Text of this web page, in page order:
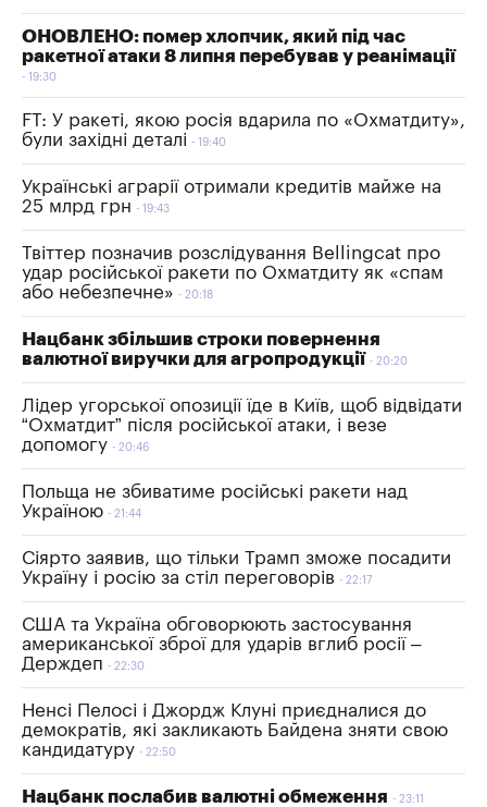
ОНОВЛЕНО: помер хлопчик, який під час
ракетної атаки 8 липня перебував у реанімації
19:30
FT: У ракеті, якою росія вдарила по «Охматдиту»,
були західні деталі
19:40
Українські аграрії отримали кредитів майже на
25 млрд грн
19:43
Твіттер позначив розслідування Bellingcat про
удар російської ракети по Охматдиту як «спам
або небезпечне»
20:18
Нацбанк збільшив строки повернення
валютної виручки для агропродукції
20:20
Лідер угорської опозиції їде в Київ, щоб відвідати
“Охматдит” після російської атаки, і везе
допомогу
20:46
Польща не збиватиме російські ракети над
Україною
21:44
Сіярто заявив, що тільки Трамп зможе посадити
Україну і росію за стіл переговорів
22:17
США та Україна обговорюють застосування
американської зброї для ударів вглиб росії –
Держдеп
22:30
Ненсі Пелосі і Джордж Клуні приєдналися до
демократів, які закликають Байдена зняти свою
кандидатуру
22:50
Нацбанк послабив валютні обмеження 23:11